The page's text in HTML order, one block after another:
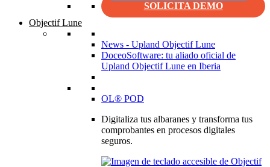
SOLICITA DEMO
Objectif Lune
News - Upland Objectif Lune
DoceoSoftware: tu aliado oficial de
Upland Objectif Lune en Iberia
OL® POD
Digitaliza tus albaranes y transforma tus
comprobantes en procesos digitales
seguros.